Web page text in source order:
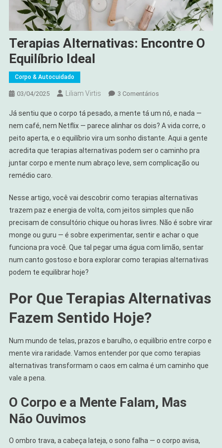
Terapias Alternativas: Encontre O
Equilíbrio Ideal
Corpo & Autocuidado
03/04/2025 Liliam Virtis 3 ComentáriosEm
Alternativas:
Encontre
O
Equilíbrio
Ideal
Já sentiu que o corpo tá pesado, a mente tá um nó, e nada —
nem café, nem Netflix — parece alinhar os dois? A vida corre, o
peito aperta, e o equilíbrio vira um sonho distante. Aqui a gente
acredita que terapias alternativas podem ser o caminho pra
juntar corpo e mente num abraço leve, sem complicação ou
remédio caro.
Nesse artigo, você vai descobrir como terapias alternativas
trazem paz e energia de volta, com jeitos simples que não
precisam de consultório chique ou horas livres. Não é sobre virar
monge ou guru — é sobre experimentar, sentir e achar o que
funciona pra você. Que tal pegar uma água com limão, sentar
num canto gostoso e bora explorar como terapias alternativas
podem te equilibrar hoje?
Por Que Terapias Alternativas
Fazem Sentido Hoje?
Num mundo de telas, prazos e barulho, o equilíbrio entre corpo e
mente vira raridade. Vamos entender por que como terapias
alternativas transformam o caos em calma é um caminho que
vale a pena.
O Corpo e a Mente Falam, Mas
Não Ouvimos
O ombro trava, a cabeça lateja, o sono falha — o corpo avisa,